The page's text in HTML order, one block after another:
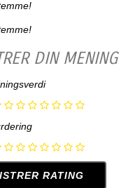
DIN MENING